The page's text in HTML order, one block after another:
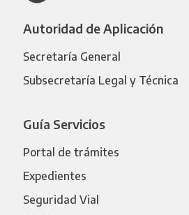
Autoridad de Aplicación
Secretaría General
Subsecretaría Legal y Técnica
Guía Servicios
Portal de trámites
Expedientes
Seguridad Vial